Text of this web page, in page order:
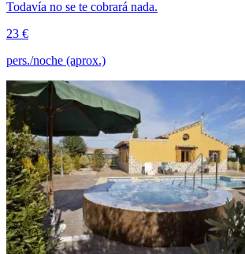
Todavía no se te cobrará nada.
23 €
pers./noche (aprox.)